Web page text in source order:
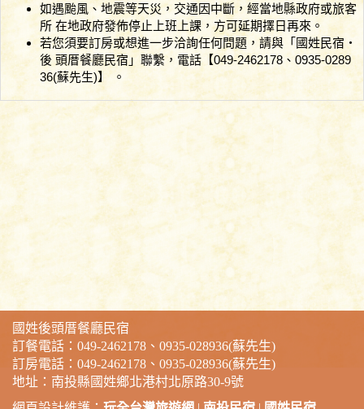
如遇颱風、地震等天災，交通因中斷，經當地縣政府或旅客
所 在地政府發佈停止上班上課，方可延期擇日再來。
若您須要訂房或想進一步洽詢任何問題，請與「國姓民宿‧
後 頭厝餐廳民宿」聯繫，電話【049-2462178、0935-0289
36(蘇先生)】 。
國姓後頭厝餐廳民宿
訂餐電話：049-2462178、0935-028936(蘇先生)
訂房電話：049-2462178、0935-028936(蘇先生)
地址：南投縣國姓鄉北港村北原路30-9號